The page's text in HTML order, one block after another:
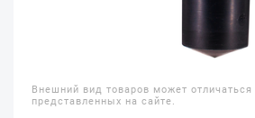
Внешний вид товаров может отличаться
представленных на сайте.